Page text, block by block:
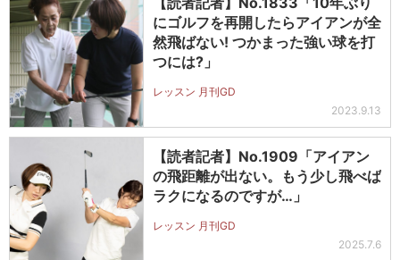
にゴルフを再開したらアイアンが全
然飛ばない! つかまった強い球を打
つには?」
レッスン 月刊GD
2023.9.13
【読者記者】No.1909「アイアン
の飛距離が出ない。もう少し飛べば
ラクになるのですが…」
レッスン 月刊GD
2025.7.6